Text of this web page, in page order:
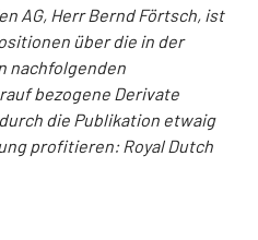
AG, Herr Bernd Förtsch, ist
über die in der
nachfolgenden
bezogene Derivate
die Publikation etwaig
profitieren: Royal Dutch